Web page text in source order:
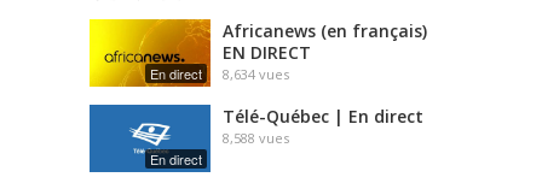
En direct
Africanews (en français)
EN DIRECT
8,634 vues
En direct
Télé-Québec | En direct
8,588 vues